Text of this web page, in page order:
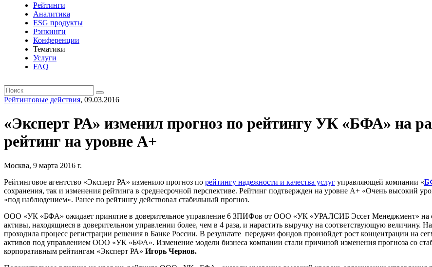
Рейтинги
Аналитика
ESG продукты
Рэнкинги
Конференции
Тематики
Услуги
FAQ
Рейтинговые действия, 09.03.2016
«Эксперт РА» изменил прогноз по рейтингу УК «БФА» на
рейтинг на уровне А+
Москва, 9 марта 2016 г.
Рейтинговое агентство «Эксперт РА» изменило прогноз по рейтингу надежности и качества услуг управляющей компании «
сохранения, так и изменения рейтинга в среднесрочной перспективе. Рейтинг подтвержден на уровне А+ «Очень высокий
«под наблюдением». Ранее по рейтингу действовал стабильный прогноз.
ООО «УК «БФА» ожидает принятие в доверительное управление 6 ЗПИФов от ООО «УК «УРАЛСИБ Эссет Менеджмент» на
активы, находящиеся в доверительном управлении более, чем в 4 раза, и нарастить выручку на соответствующую величину.
проходила процесс регистрации решения в Банке России. В результате передачи фондов произойдет рост концентрации
активов под управлением ООО «УК «БФА». Изменение модели бизнеса компании стали причиной изменения прогноза со
корпоративным рейтингам «Эксперт РА» Игорь Чернов.